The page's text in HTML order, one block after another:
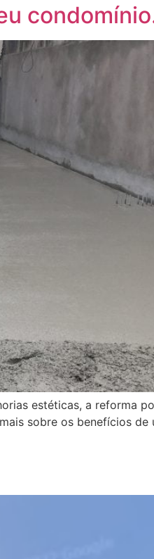
estéticas, a reforma
sobre os benefícios de